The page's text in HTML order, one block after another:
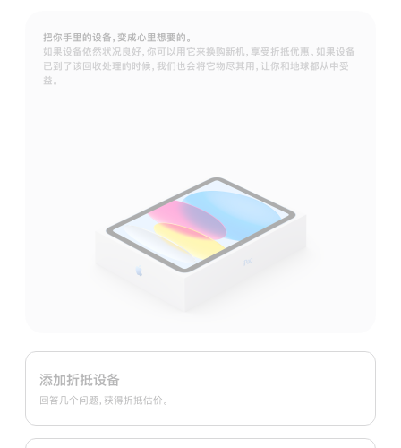
把你手里的设备，变成心里想要的。
如果设备依然状况良好，你可以用它来换购新机，享受折抵优惠。如果设备
已到了该回收处理的时候，我们也会将它物尽其用，让你和地球都从中受
益。
Apple
Trade
换
购
添加折抵设备
回答几个问题，获得折抵估价。